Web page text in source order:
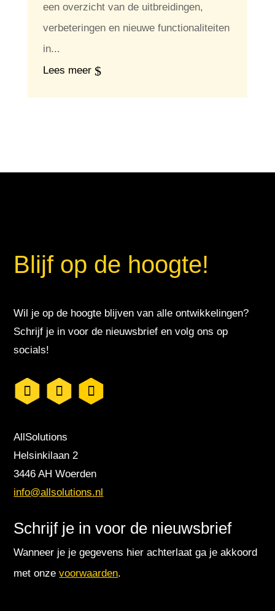
een overzicht van de uitbreidingen,
verbeteringen en nieuwe functionaliteiten
in...
Lees meer
Blijf op de hoogte!
Wil je op de hoogte blijven van alle ontwikkelingen?
Schrijf je in voor de nieuwsbrief en volg ons op
socials!
AllSolutions
Helsinkilaan 2
3446 AH Woerden
info@allsolutions.nl
Schrijf je in voor de nieuwsbrief
Wanneer je je gegevens hier achterlaat ga je akkoord
met onzevoorwaarden.